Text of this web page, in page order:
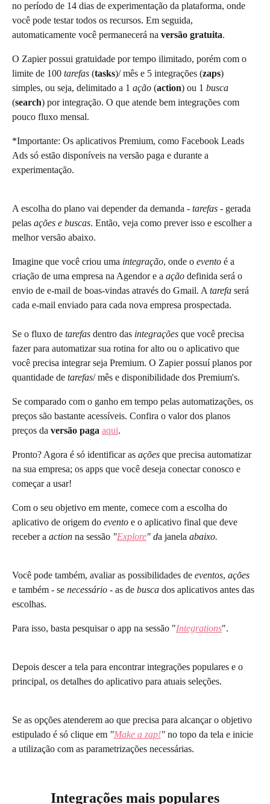
no período de 14 dias de experimentação da plataforma, onde
você pode testar todos os recursos. Em seguida,
automaticamente você permanecerá na versão gratuita.
O Zapier possui gratuidade por tempo ilimitado, porém com o
limite de 100 tarefas (tasks)/ mês e 5 integrações (zaps)
simples, ou seja, delimitado a 1 ação (action) ou 1 busca
(search) por integração. O que atende bem integrações com
pouco fluxo mensal.
*Importante: Os aplicativos Premium, como Facebook Leads
Ads só estão disponíveis na versão paga e durante a
experimentação.
A escolha do plano vai depender da demanda - tarefas - gerada
pelas ações e buscas. Então, veja como prever isso e escolher a
melhor versão abaixo.
Imagine que você criou uma integração, onde o evento é a
criação de uma empresa na Agendor e a ação definida será o
envio de e-mail de boas-vindas através do Gmail. A tarefa será
cada e-mail enviado para cada nova empresa prospectada.
Se o fluxo de tarefas dentro das integrações que você precisa
fazer para automatizar sua rotina for alto ou o aplicativo que
você precisa integrar seja Premium. O Zapier possuí planos por
quantidade de tarefas/ mês e disponibilidade dos Premium's.
Se comparado com o ganho em tempo pelas automatizações, os
preços são bastante acessíveis. Confira o valor dos planos
preços da versão paga aqui.
Pronto? Agora é só identificar as ações que precisa automatizar
na sua empresa; os apps que você deseja conectar conosco e
começar a usar!
Com o seu objetivo em mente, comece com a escolha do
aplicativo de origem do evento e o aplicativo final que deve
receber a action na sessão "Explore" da janela abaixo.
Você pode também, avaliar as possibilidades de eventos, ações
e também - se necessário - as de busca dos aplicativos antes das
escolhas.
Para isso, basta pesquisar o app na sessão "Integrations".
Depois descer a tela para encontrar integrações populares e o
principal, os detalhes do aplicativo para atuais seleções.
Se as opções atenderem ao que precisa para alcançar o objetivo
estipulado é só clique em "Make a zap!" no topo da tela e inicie
a utilização com as parametrizações necessárias.
Integrações mais populares